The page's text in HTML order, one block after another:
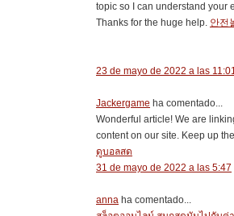
topic so I can understand your
Thanks for the huge help. 안전
23 de mayo de 2022 a las
Jackergame ha comentado...
Wonderful article! We are
content on our site. Keep up
ดูบอลสด
31 de mayo de 2022 a las 5:47
anna ha comentado...